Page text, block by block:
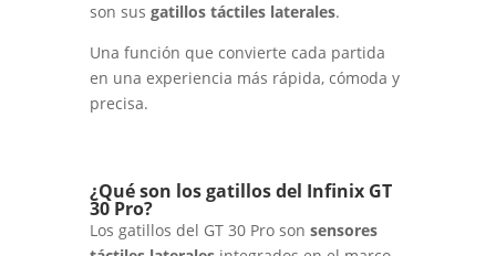
son sus gatillos táctiles laterales.
Una función que convierte cada partida
en una experiencia más rápida, cómoda y
precisa.
¿Qué son los gatillos del Infinix GT
30 Pro?
Los gatillos del GT 30 Pro son sensores